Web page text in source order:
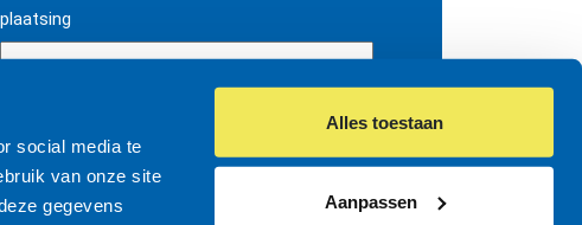
social media te
van onze site
gegevens
Alles toestaan
Aanpassen
plaatsing
Systeeminformatie / Bestek >